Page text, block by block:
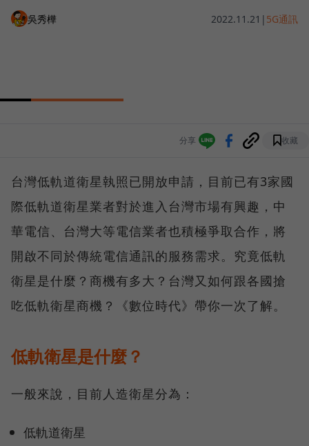
吳秀樺 2022.11.21 | 5G通訊
分享 收藏
台灣低軌道衛星執照已開放申請，目前已有3家國
際低軌道衛星業者對於進入台灣市場有興趣，中
華電信、台灣大等電信業者也積極爭取合作，將
開啟不同於傳統電信通訊的服務需求。究竟低軌
衛星是什麼？商機有多大？台灣又如何跟各國搶
吃低軌衛星商機？《數位時代》帶你一次了解。
低軌衛星是什麼？
一般來說，目前人造衛星分為：
低軌道衛星